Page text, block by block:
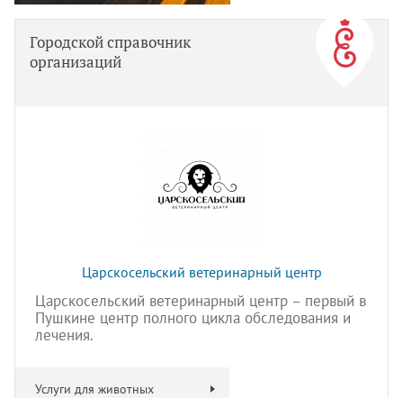
Городской справочник
организаций
Царскосельский ветеринарный центр
Царскосельский ветеринарный центр – первый в
Пушкине центр полного цикла обследования и
лечения.
Услуги для животных